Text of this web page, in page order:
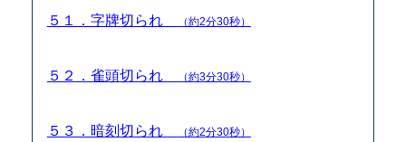
５１．字牌切られ （約2分30秒）
５２．雀頭切られ （約3分30秒）
５３．暗刻切られ （約2分30秒）